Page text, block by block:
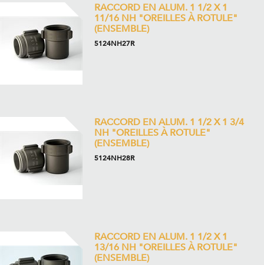
RACCORD EN ALUM. 1 1/2 X 1
11/16 NH "OREILLES À ROTULE"
(ENSEMBLE)
5124NH27R
RACCORD EN ALUM. 1 1/2 X 1 3/4
NH "OREILLES À ROTULE"
(ENSEMBLE)
5124NH28R
RACCORD EN ALUM. 1 1/2 X 1
13/16 NH "OREILLES À ROTULE"
(ENSEMBLE)